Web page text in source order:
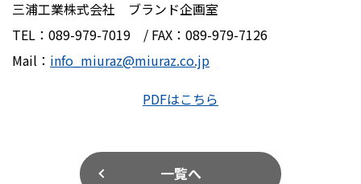
三浦工業株式会社 ブランド企画室
TEL： 089-979-7019 / FAX ： 089-979-7126
Mail： info_miuraz@miuraz.co.jp
PDFはこちら
一覧へ